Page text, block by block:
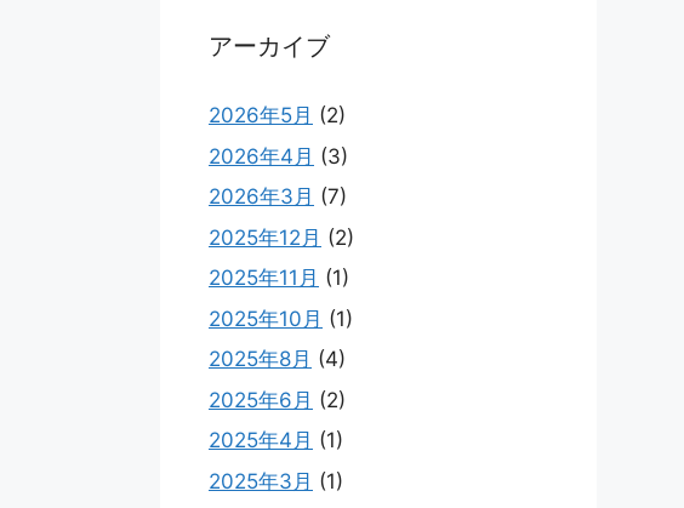
アーカイブ
2026年5月 (2)
2026年4月 (3)
2026年3月 (7)
2025年12月 (2)
2025年11月 (1)
2025年10月 (1)
2025年8月 (4)
2025年6月 (2)
2025年4月 (1)
2025年3月 (1)